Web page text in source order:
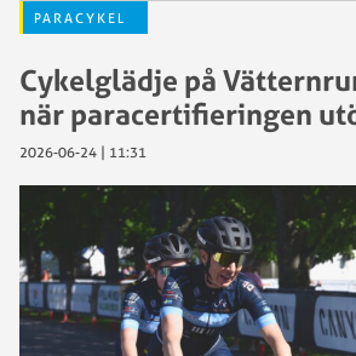
PARACYKEL
Cykelglädje på
när paracertifieringen
2026-06-24 | 11:31